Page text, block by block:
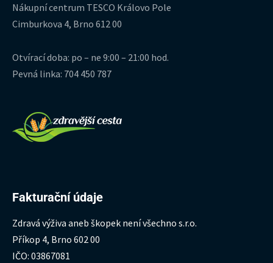
Nákupní centrum TESCO Královo Pole
Cimburkova 4, Brno 612 00
Otvírací doba: po – ne 9:00 – 21:00 hod.
Pevná linka: 704 450 787
Fakturační údaje
Zdravá výživa aneb škopek není všechno s.r.o.
Příkop 4, Brno 602 00
IČO: 03867081